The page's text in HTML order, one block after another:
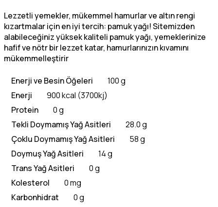
Lezzetli yemekler, mükemmel hamurlar ve altın rengi
kızartmalar için en iyi tercih: pamuk yağı! Sitemizden
alabileceğiniz yüksek kaliteli pamuk yağı, yemeklerinize
hafif ve nötr bir lezzet katar, hamurlarınızın kıvamını
mükemmelleştirir
Enerji ve Besin Öğeleri
100 g
Enerji
900 kcal (3700kj)
Protein
0 g
Tekli Doymamış Yağ Asitleri
28.0 g
Çoklu Doymamış Yağ Asitleri
58 g
Doymuş Yağ Asitleri
14 g
Trans Yağ Asitleri
0 g
Kolesterol
0 mg
Karbonhidrat
0 g